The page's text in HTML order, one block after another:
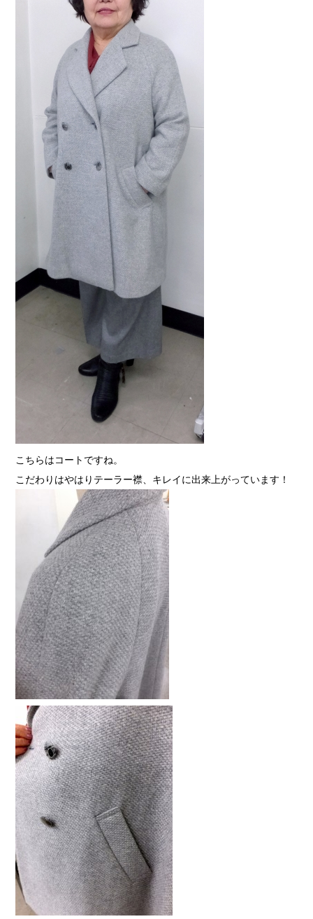
こちらはコートですね。
こだわりはやはりテーラー襟、キレイに出来上がっています！